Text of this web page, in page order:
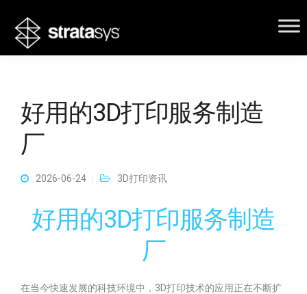
好用的3D打印服务制造
厂
2026-06-24 3D打印资讯
好用的3D打印服务制造
厂
在当今快速发展的科技环境中，3D打印技术的应用正在不断扩